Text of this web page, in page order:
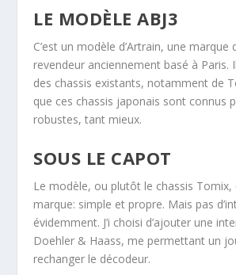
LE MODÈLE ABJ3
C’est un modèle d’Artrain, une
revendeur anciennement basé à Paris.
des chassis existants, notamment de
que ces chassis japonais sont connus
robustes, tant mieux.
SOUS LE CAPOT
Le modèle, ou plutôt le chassis Tomix,
marque: simple et propre. Mais pas
évidemment. J’i choisi d’ajouter une
Doehler & Haass, me permettant un
rechanger le décodeur.